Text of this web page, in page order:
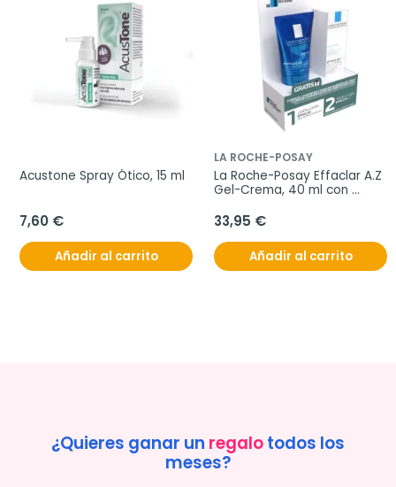
Acustone Spray Ótico, 15 ml
7,60 €
Añadir al carrito
LA ROCHE-POSAY
La Roche-Posay Effaclar A.Z
Gel-Crema, 40 ml con
33,95 €
Añadir al carrito
¿Quieres ganar un regalotodos los
meses?